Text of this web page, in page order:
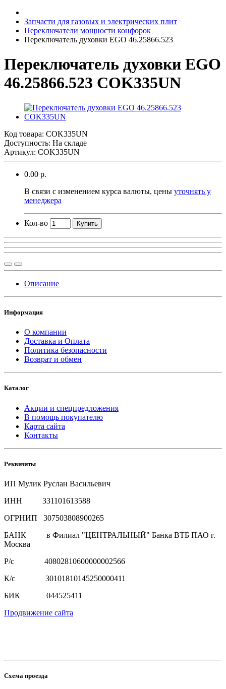
Запчасти для газовых и электрических плит
Переключатели мощности конфорок
Переключатель духовки EGO 46.25866.523
Переключатель духовки EGO
46.25866.523 COK335UN
Код товара: COK335UN
Доступность: На складе
Артикул: COK335UN
0.00 р.
В связи с изменением курса валюты, цены уточнять у
менеджера
Кол-во Купить
Описание
Информация
О компании
Доставка и Оплата
Политика безопасности
Возврат и обмен
Каталог
Акции и спецпредложения
В помощь покупателю
Карта сайта
Контакты
Реквизиты
ИП Мулик Руслан Васильевич
ИНН 331101613588
ОГРНИП 307503808900265
БАНК в Филиал "ЦЕНТРАЛЬНЫЙ" Банка ВТБ ПАО г.
Москва
Р/с 40802810600000002566
К/с 30101810145250000411
БИК 044525411
Продвижение сайта
Схема проезда